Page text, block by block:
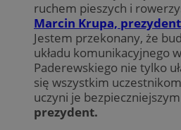
ruchem pieszych i
Marcin Krupa,
Jestem przekonany, że
układu komunikacyjnego
Paderewskiego nie tylko
się wszystkim
uczyni je
prezydent.